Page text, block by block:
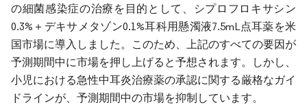
の細菌感染症の治療を目的として、シプロフロキサシン
0.3%＋デキサメタゾン0.1%耳科用懸濁液7.5mL点耳薬を米
国市場に導入しました。このため、上記のすべての要因が
予測期間中に市場を押し上げると予想されます。しかし、
小児における急性中耳炎治療薬の承認に関する厳格なガイ
ドラインが、予測期間中の市場を抑制しています。